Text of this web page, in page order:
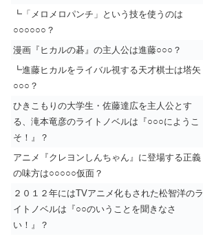
┗「メロメロパンチ」という技を使うのは
○○○○○○？
漫画『ヒカルの碁』の主人公は進藤○○○？
┗進藤ヒカルをライバル視する天才棋士は塔矢
○○○？
ひきこもりの大学生・佐藤達広を主人公とす
る、滝本竜彦のライトノベルは『○○○にようこ
そ！』？
アニメ『クレヨンしんちゃん』に登場する正義
の味方は○○○○○仮面？
２０１２年にはTVアニメ化もされた松智洋のラ
イトノベルは『○○のいうことを聞きなさ
い！』？